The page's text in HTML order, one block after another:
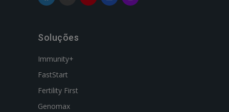
Soluções
Immunity+
FastStart
Fertility First
Genomax